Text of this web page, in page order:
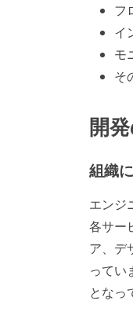
フ
イ
モ
そ
開
組織
エンジ
各サー
ア、デ
ってい
となっ